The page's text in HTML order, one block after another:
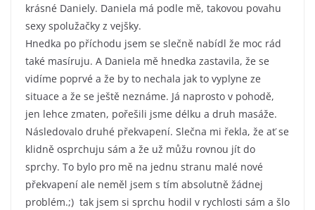
krásné Daniely. Daniela má podle mě, takovou povahu
sexy spolužačky z vejšky.
Hnedka po příchodu jsem se slečně nabídl že moc rád
také masíruju. A Daniela mě hnedka zastavila, že se
vidíme poprvé a že by to nechala jak to vyplyne ze
situace a že se ještě neznáme. Já naprosto v pohodě,
jen lehce zmaten, pořešili jsme délku a druh masáže.
Následovalo druhé překvapení. Slečna mi řekla, že ať se
klidně osprchuju sám a že už můžu rovnou jít do
sprchy. To bylo pro mě na jednu stranu malé nové
překvapení ale neměl jsem s tím absolutně žádnej
problém.;) tak jsem si sprchu hodil v rychlosti sám a šlo